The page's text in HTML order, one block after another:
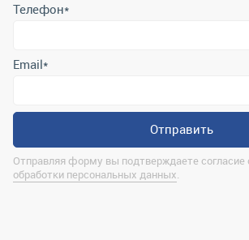
Отправляя форму вы подтверждаете согласие с
Контактная информация
marina@uralrsmiass.ru